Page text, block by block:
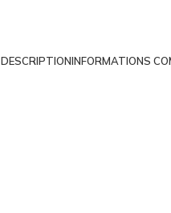
DESCRIPTIONINFORMATIONS